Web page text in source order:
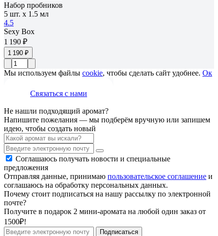
Набор пробников
5 шт. х 1.5 мл
4.5
Sexy Box
1 190 ₽
1 190 ₽
Мы используем файлы cookie, чтобы сделать сайт удобнее. Ок
Связаться с нами
Не нашли подходящий аромат?
Напишите пожелания — мы подберём вручную или запишем
идею, чтобы создать новый
Соглашаюсь получать новости и специальные
предложения
Отправляя данные, принимаю пользовательское соглашение и
соглашаюсь на обработку персональных данных.
Почему стоит подписаться на нашу рассылку по электронной
почте?
Получите в подарок 2 мини-аромата на любой один заказ от
1500₽!
Подписаться